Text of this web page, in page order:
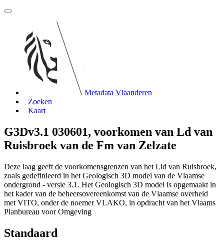
Metadata Vlaanderen
Zoeken
Kaart
G3Dv3.1 030601, voorkomen van Ld van
Ruisbroek van de Fm van Zelzate
Deze laag geeft de voorkomensgrenzen van het Lid van Ruisbroek,
zoals gedefinieerd in het Geologisch 3D model van de Vlaamse
ondergrond - versie 3.1. Het Geologisch 3D model is opgemaakt in
het kader van de beheersovereenkomst van de Vlaamse overheid
met VITO, onder de noemer VLAKO, in opdracht van het Vlaams
Planbureau voor Omgeving
Standaard